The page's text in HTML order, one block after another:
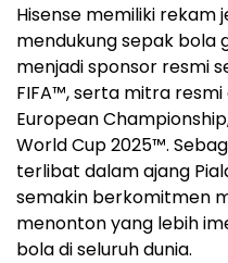
Hisense memiliki rekam
mendukung sepak bola
menjadi sponsor resmi
FIFA™, serta mitra resmi
European
World Cup 2025™.
terlibat dalam ajang
semakin berkomitmen
menonton yang lebih
bola di seluruh dunia.